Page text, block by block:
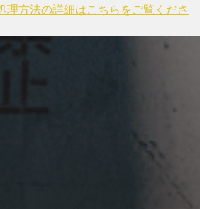
理方法の詳細はこちらをご覧くださ